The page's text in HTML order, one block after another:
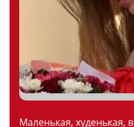
Маленькая, худенькая,